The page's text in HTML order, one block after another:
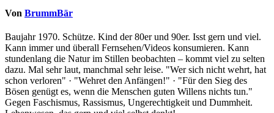
Von BrummBär
Baujahr 1970. Schütze. Kind der 80er und 90er. Isst gern und viel.
Kann immer und überall Fernsehen/Videos konsumieren. Kann
stundenlang die Natur im Stillen beobachten – kommt viel zu selten
dazu. Mal sehr laut, manchmal sehr leise. "Wer sich nicht wehrt, hat
schon verloren" · "Wehret den Anfängen!" · "Für den Sieg des
Bösen genügt es, wenn die Menschen guten Willens nichts tun."
Gegen Faschismus, Rassismus, Ungerechtigkeit und Dummheit.